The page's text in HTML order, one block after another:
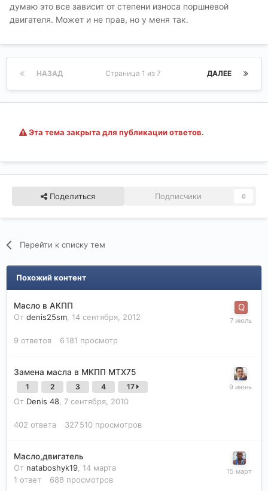
думаю это все зависит от степени износа поршневой
двигателя. Может и не прав, но у меня так.
НАЗАД ДАЛЕЕ
Страница 1 из 7
Эта тема закрыта для публикации ответов.
Поделиться Подписчики 0
Перейти к списку тем
Похожий контент
Масло в АКПП
От denis25sm 14 сентября, 2012
9 ответов 6 181 просмотр
Замена масла в МКПП МТХ75
1 2 3 4 17
От Denis 48 7 сентября, 2010
402 ответа 327 510 просмотров
Масло,двигатель
От nataboshyk19 14 марта
1 ответ 688 просмотров